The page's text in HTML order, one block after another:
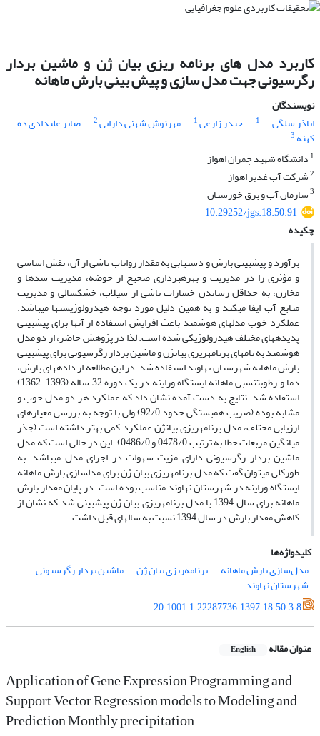
کاربرد مدل های برنامه ریزی بیان ژن و ماشین بردار
رگرسیونی جهت مدل سازی و پیش بینی بارش ماهانه
نویسندگان
اباذر سلگی
1 حیدر زارعی1 مهرنوش شهنی دارابی2 صابر علیدادی ده
کهنه 3
1 دانشگاه شهید چمران اهواز
2شرکت آب غدیر اهواز
3سازمان آب و برق خوزستان
10.29252/jgs.18.50.91
چکیده
برآورد و پیش­بینی بارش و دستیابی به مقدار رواناب ناشی از آن، نقش اساسی
و مؤثری را در مدیریت و بهره­برداری صحیح از حوضه، مدیریت سدها و
مخازن، به حداقل رساندن خسارات ناشی از سیلاب، خشکسالی و مدیریت
منابع آب ایفا می­کند و به همین دلیل مورد توجه هیدرولوژیست­ها می­باشد.
عملکرد خوب مدل­های هوشمند باعث افزایش استفاده از آنها برای پیش­بینی
پدیده­های مختلف هیدرولوژیکی شده است. لذا در پژوهش حاضر، از دو مدل
هوشمند به نام­های برنامه­ریزی بیان­ژن و ماشین بردار رگرسیونی برای پیش­بینی
بارش ماهانه شهرستان نهاوند استفاده شد. در این مطالعه از داده­های بارش،
دما و رطوبت­نسبی ماهانه ایستگاه وراینه در یک دوره 32 ساله (1393-1362)
استفاده شد. نتایج به دست آمده نشان داد که عملکرد هر دو مدل خوب و
مشابه بوده (ضریب همبستگی حدود 92/0) ولی با توجه به بررسی معیارهای
ارزیابی مختلف، مدل برنامه­ریزی بیان­ژن عملکرد کمی بهتر داشته است (جذر
میانگین مربعات خطا به ترتیب 0478/0 و 0486/0). این در حالی است که مدل
ماشین بردار رگرسیونی دارای مزیت سهولت در اجرای مدل می­باشد. به
طورکلی می­توان گفت که مدل برنامه­ریزی بیان ژن برای مدل­سازی بارش ماهانه
ایستگاه وراینه در شهرستان نهاوند مناسب بوده است. در پایان مقدار بارش
ماهانه برای سال 1394 با مدل برنامه­ریزی بیان ژن پیش­بینی شد که نشان از
کاهش مقدار بارش در سال 1394 نسبت به سال­های قبل داشت.
کلیدواژه‌ها
مدل‌سازی بارش ماهانه
برنامه‌ریزی بیان ژن ماشین بردار رگرسیونی
شهرستان نهاوند
20.1001.1.22287736.1397.18.50.3.8
عنوان مقاله English
Application of Gene Expression Programming and
Support Vector Regression models to Modeling and
Prediction Monthly precipitation